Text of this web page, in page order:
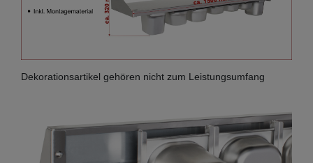
Dekorationsartikel gehören nicht zum Leistungsumfang